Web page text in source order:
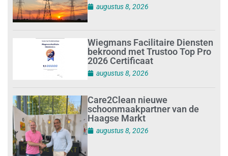
augustus 8, 2026
Wiegmans Facilitaire Diensten
bekroond met Trustoo Top Pro
2026 Certificaat
augustus 8, 2026
Care2Clean nieuwe
schoonmaakpartner van de
Haagse Markt
augustus 8, 2026